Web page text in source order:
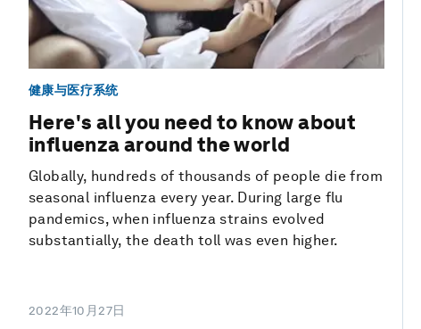
健康与医疗系统
Here's all you need to know about
influenza around the world
Globally, hundreds of thousands of people die from
seasonal influenza every year. During large flu
pandemics, when influenza strains evolved
substantially, the death toll was even higher.
2022年10月27日